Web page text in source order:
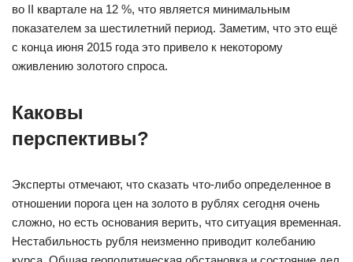
во II квартале на 12 %, что является минимальным
показателем за шестилетний период. Заметим, что это ещё
с конца июня 2015 года это привело к некоторому
оживлению золотого спроса.
Каковы
перспективы?
Эксперты отмечают, что сказать что-либо определенное в
отношении порога цен на золото в рублях сегодня очень
сложно, но есть основания верить, что ситуация временная.
Нестабильность рубля неизменно приводит колебанию